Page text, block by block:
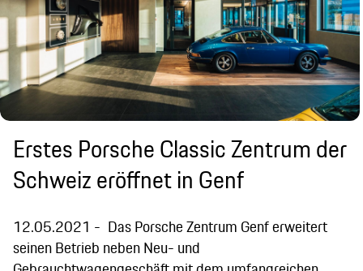
Erstes Porsche Classic Zentrum der
Schweiz eröffnet in Genf
12.05.2021
Das Porsche Zentrum Genf erweitert
seinen Betrieb neben Neu- und